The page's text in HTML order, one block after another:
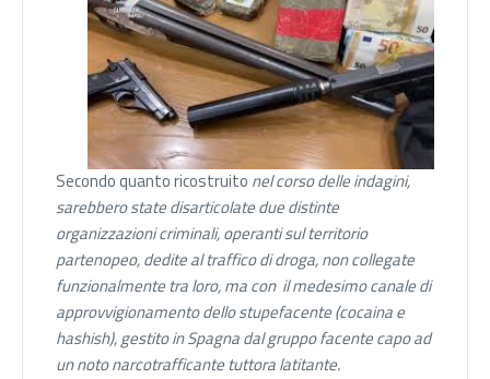
Secondo quanto ricostruito nel corso delle indagini,
sarebbero state disarticolate due distinte
organizzazioni criminali, operanti sul territorio
partenopeo, dedite al traffico di droga, non collegate
funzionalmente tra loro,ma con il medesimo canale di
approvvigionamento dello stupefacente (cocaina e
hashish), gestito in Spagna dal gruppo facente capo ad
un noto narcotrafficante tuttora latitante.